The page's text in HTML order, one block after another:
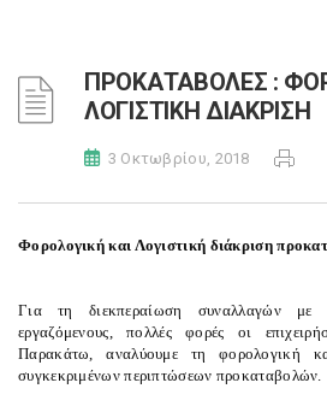
ΠΡΟΚΑΤΑΒΟΛΕΣ :
ΛΟΓΙΣΤΙΚΗ ΔΙΑΚΡΙΣΗ
3 Οκτωβρίου, 2018
Φορολογική και Λογιστική διάκριση
Για τη διεκπεραίωση συναλλαγών με
εργαζόμενους, πολλές φορές οι
Παρακάτω, αναλύουμε τη φορολογική
συγκεκριμένων περιπτώσεων προκαταβολών.